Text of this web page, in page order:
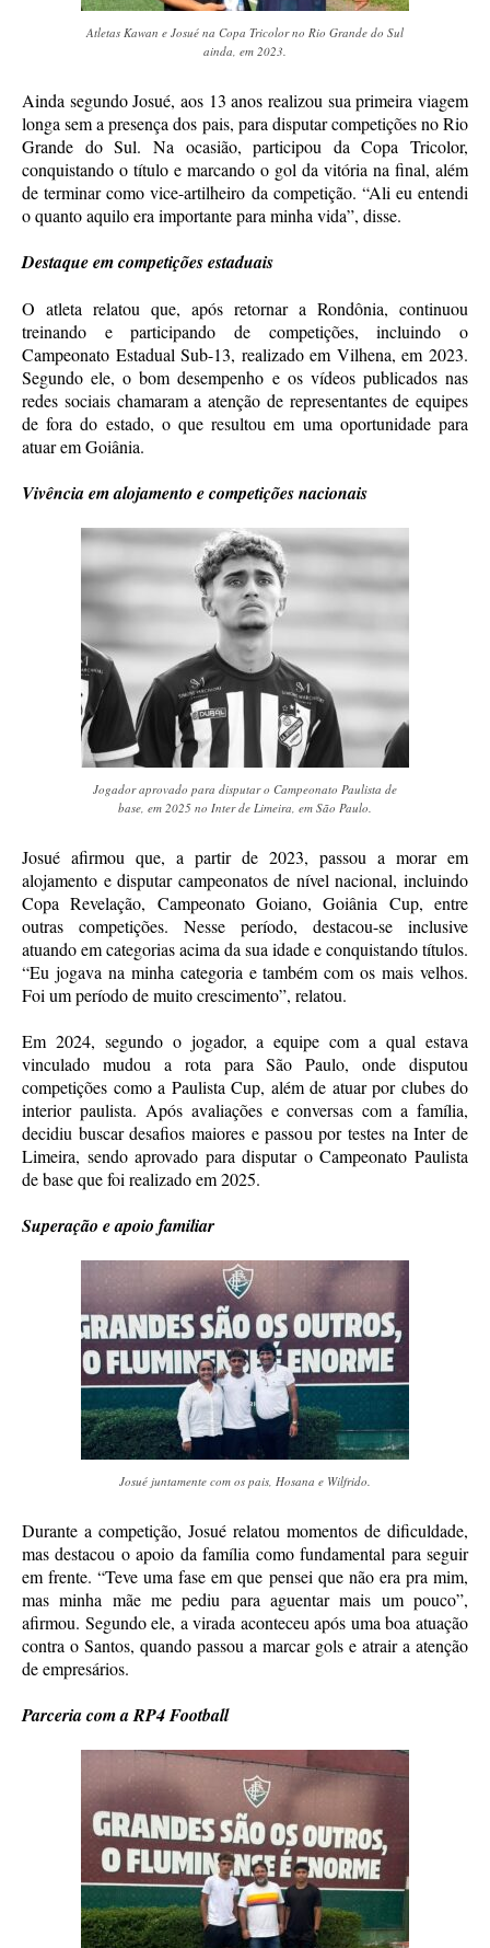
Atletas Kawan e Josué na Copa Tricolor no Rio Grande do Sul
ainda, em 2023.
Ainda segundo Josué, aos 13 anos realizou sua primeira viagem
longa sem a presença dos pais, para disputar competições no Rio
Grande do Sul. Na ocasião, participou da Copa Tricolor,
conquistando o título e marcando o gol da vitória na final, além
de terminar como vice-artilheiro da competição. “Ali eu entendi
o quanto aquilo era importante para minha vida”, disse.
Destaque em competições estaduais
O atleta relatou que, após retornar a Rondônia, continuou
treinando e participando de competições, incluindo o
Campeonato Estadual Sub-13, realizado em Vilhena, em 2023.
Segundo ele, o bom desempenho e os vídeos publicados nas
redes sociais chamaram a atenção de representantes de equipes
de fora do estado, o que resultou em uma oportunidade para
atuar em Goiânia.
Vivência em alojamento e competições nacionais
Jogador aprovado para disputar o Campeonato Paulista de
base, em 2025 no Inter de Limeira, em São Paulo.
Josué afirmou que, a partir de 2023, passou a morar em
alojamento e disputar campeonatos de nível nacional, incluindo
Copa Revelação, Campeonato Goiano, Goiânia Cup, entre
outras competições. Nesse período, destacou-se inclusive
atuando em categorias acima da sua idade e conquistando títulos.
“Eu jogava na minha categoria e também com os mais velhos.
Foi um período de muito crescimento”, relatou.
Em 2024, segundo o jogador, a equipe com a qual estava
vinculado mudou a rota para São Paulo, onde disputou
competições como a Paulista Cup, além de atuar por clubes do
interior paulista. Após avaliações e conversas com a família,
decidiu buscar desafios maiores e passou por testes na Inter de
Limeira, sendo aprovado para disputar o Campeonato Paulista
de base que foi realizado em 2025.
Superação e apoio familiar
Josué juntamente com os pais, Hosana e Wilfrido.
Durante a competição, Josué relatou momentos de dificuldade,
mas destacou o apoio da família como fundamental para seguir
em frente. “Teve uma fase em que pensei que não era pra mim,
mas minha mãe me pediu para aguentar mais um pouco”,
afirmou. Segundo ele, a virada aconteceu após uma boa atuação
contra o Santos, quando passou a marcar gols e atrair a atenção
de empresários.
Parceria com a RP4 Football